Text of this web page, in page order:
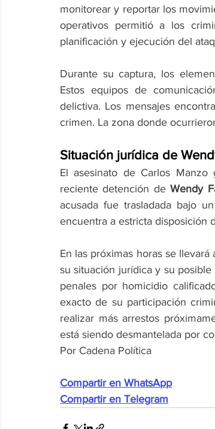
monitorear y reportar los
operativos permitió a los
planificación y ejecución del
Durante su captura, los
Estos equipos de
delictiva. Los mensajes
crimen. La zona donde
Situación jurídica de
El asesinato de Carlos
reciente detención de Wendy
acusada fue trasladada bajo
encuentra a estricta disposición
En las próximas horas se
su situación jurídica y su
penales por homicidio
exacto de su participación
realizar más arrestos
está siendo desmantelada por
Por Cadena Política
Compartir en WhatsApp
Compartir en Telegram